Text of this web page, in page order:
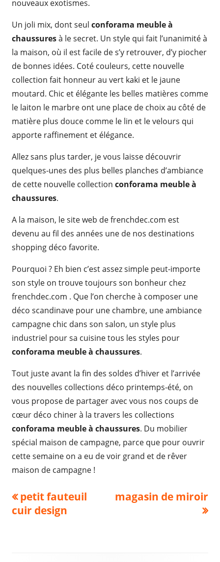
nouveaux exotismes.
Un joli mix, dont seul conforama meuble à
chaussuresà le secret. Un style qui fait l’unanimité à
la maison, où il est facile de s’y retrouver, d’y piocher
de bonnes idées. Coté couleurs, cette nouvelle
collection fait honneur au vert kaki et le jaune
moutard. Chic et élégante les belles matières comme
le laiton le marbre ont une place de choix au côté de
matière plus douce comme le lin et le velours qui
apporte raffinement et élégance.
Allez sans plus tarder, je vous laisse découvrir
quelques-unes des plus belles planches d’ambiance
de cette nouvelle collection conforama meuble à
chaussures.
A la maison, le site web de frenchdec.com est
devenu au fil des années une de nos destinations
shopping déco favorite.
Pourquoi ? Eh bien c’est assez simple peut-importe
son style on trouve toujours son bonheur chez
frenchdec.com . Que l’on cherche à composer une
déco scandinave pour une chambre, une ambiance
campagne chic dans son salon, un style plus
industriel pour sa cuisine tous les styles pour
conforama meuble à chaussures.
Tout juste avant la fin des soldes d’hiver et l’arrivée
des nouvelles collections déco printemps-été, on
vous propose de partager avec vous nos coups de
cœur déco chiner à la travers les collections
conforama meuble à chaussures. Du mobilier
spécial maison de campagne, parce que pour ouvrir
cette semaine on a eu de voir grand et de rêver
maison de campagne !
Navigation
de
Previous
article:
petit fauteuil
cuir design
Next
magasin de miroir